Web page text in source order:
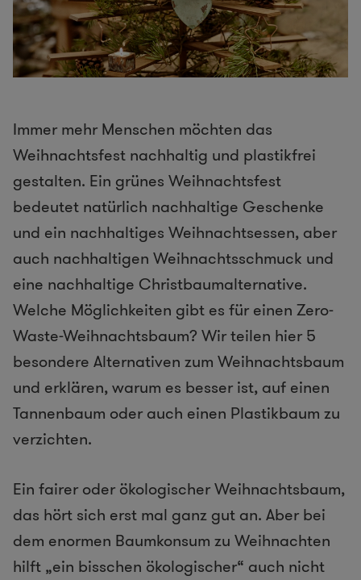
Immer mehr Menschen möchten das
Weihnachtsfest nachhaltig und plastikfrei
gestalten. Ein grünes Weihnachtsfest
bedeutet natürlich nachhaltige Geschenke
und ein nachhaltiges Weihnachtsessen, aber
auch nachhaltigen Weihnachtsschmuck und
eine nachhaltige Christbaumalternative.
Welche Möglichkeiten gibt es für einen Zero-
Waste-Weihnachtsbaum? Wir teilen hier 5
besondere Alternativen zum Weihnachtsbaum
und erklären, warum es besser ist, auf einen
Tannenbaum oder auch einen Plastikbaum zu
verzichten.
Ein fairer oder ökologischer Weihnachtsbaum,
das hört sich erst mal ganz gut an. Aber bei
dem enormen Baumkonsum zu Weihnachten
hilft „ein bisschen ökologischer“ auch nicht